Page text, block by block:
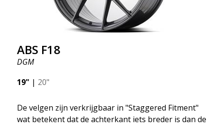
ABS F18
DGM
19" | 20"
De velgen zijn verkrijgbaar in "Staggered Fitment"
wat betekent dat de achterkant iets breder is dan de